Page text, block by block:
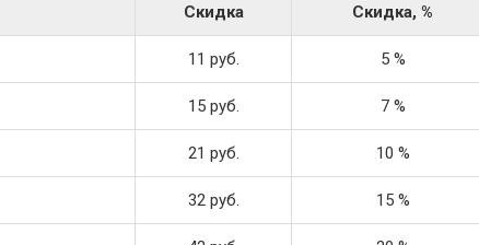
Скидка Скидка, %
11 руб. 5 %
15 руб. 7 %
21 руб. 10 %
32 руб. 15 %